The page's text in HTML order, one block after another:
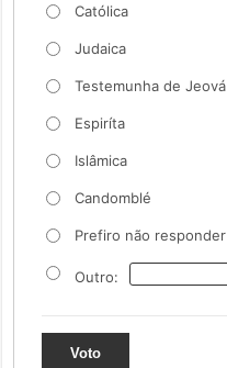
Católica
Judaica
Testemunha de Jeová
Espiríta
Islâmica
Candomblé
Prefiro não responder
Outro:
Voto